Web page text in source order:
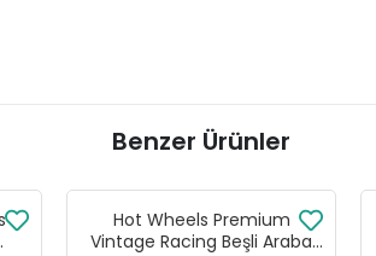
Benzer Ürünler
Hot Wheels Premium
Vintage Racing Beşli Araba